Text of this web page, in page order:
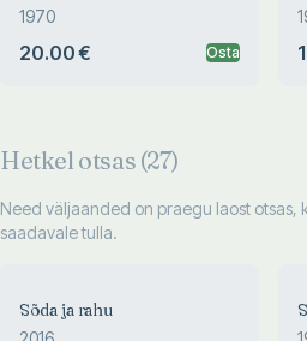
1970
20.00 € Osta
Hetkel otsas (27)
Need väljaanded on praegu laost otsas,
saadavale tulla.
Sõda ja rahu